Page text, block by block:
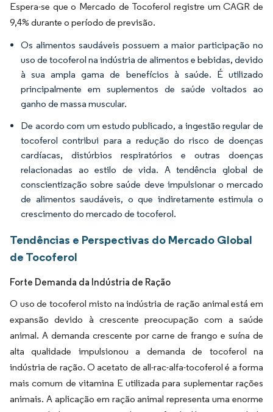
Espera-se que o Mercado de Tocoferol registre um CAGR de
9,4% durante o período de previsão.
Os alimentos saudáveis possuem a maior participação no
uso de tocoferol na indústria de alimentos e bebidas, devido
à sua ampla gama de benefícios à saúde. É utilizado
principalmente em suplementos de saúde voltados ao
ganho de massa muscular.
De acordo com um estudo publicado, a ingestão regular de
tocoferol contribui para a redução do risco de doenças
cardíacas, distúrbios respiratórios e outras doenças
relacionadas ao estilo de vida. A tendência global de
conscientização sobre saúde deve impulsionar o mercado
de alimentos saudáveis, o que indiretamente estimula o
crescimento do mercado de tocoferol.
Tendências e Perspectivas do Mercado Global
de Tocoferol
Forte Demanda da Indústria de Ração
O uso de tocoferol misto na indústria de ração animal está em
expansão devido à crescente preocupação com a saúde
animal. A demanda crescente por carne de frango e suína de
alta qualidade impulsionou a demanda de tocoferol na
indústria de ração. O acetato de all-rac-alfa-tocoferol é a forma
mais comum de vitamina E utilizada para suplementar rações
animais. A aplicação em ração animal representa uma enorme